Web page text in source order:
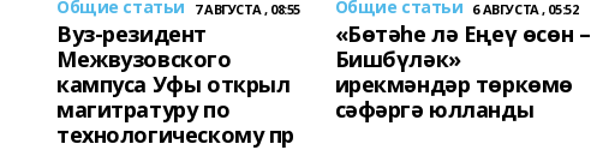
Общие статьи 7 АВГУСТА , 08:55
Вуз-резидент
Межвузовского
кампуса Уфы открыл
магитратуру по
технологическому пр
Общие статьи 6 АВГУСТА , 05:52
«Бөтәһе лә Еңеү өсөн –
Бишбүләк»
ирекмәндәр төркөмө
сәфәргә юлланды